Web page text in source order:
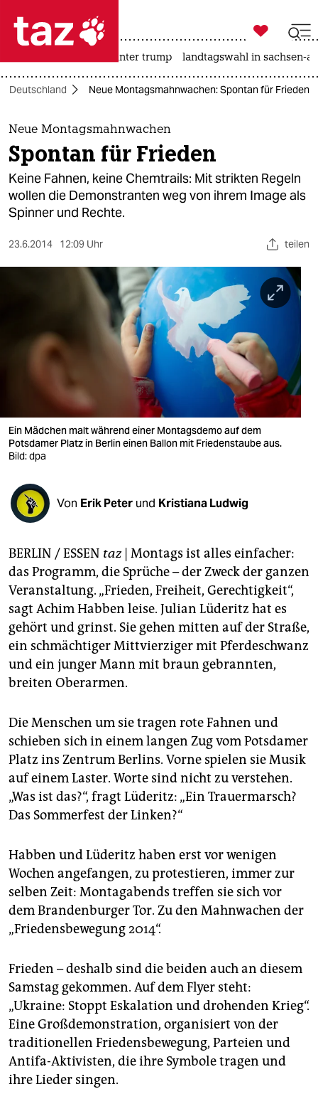
 taz zahl ich
taz zahl ich
themen
politik
öko
gesellschaft
nord
wahrheit
verlag
verlag
shop
fragen & hilfe
unterstützen
abo
genossenschaft
epaper login

taz zahl ich
usa unter trump landtagswahl in sachsen-
Deutschland Neue Montagsmahnwachen: Spontan für Frieden
Neue Montagsmahnwachen
Spontan für Frieden
Keine Fahnen, keine Chemtrails: Mit strikten Regeln
wollen die Demonstranten weg von ihrem Image als
Spinner und Rechte.
23.6.2014 12:09 Uhr teilen
Ein Mädchen malt während einer Montagsdemo auf dem
Potsdamer Platz in Berlin einen Ballon mit Friedenstaube aus.
Bild: dpa
Von Erik Peter und Kristiana Ludwig
BERLIN / ESSEN taz| Montags ist alles einfacher:
das Programm, die Sprüche – der Zweck der ganzen
Veranstaltung. „Frieden, Freiheit, Gerechtigkeit“,
sagt Achim Habben leise. Julian Lüderitz hat es
gehört und grinst. Sie gehen mitten auf der Straße,
ein schmächtiger Mittvierziger mit Pferdeschwanz
und ein junger Mann mit braun gebrannten,
breiten Oberarmen.
Die Menschen um sie tragen rote Fahnen und
schieben sich in einem langen Zug vom Potsdamer
Platz ins Zentrum Berlins. Vorne spielen sie Musik
auf einem Laster. Worte sind nicht zu verstehen.
„Was ist das?“, fragt Lüderitz: „Ein Trauermarsch?
Das Sommerfest der Linken?“
Habben und Lüderitz haben erst vor wenigen
Wochen angefangen, zu protestieren, immer zur
selben Zeit: Montagabends treffen sie sich vor
dem Brandenburger Tor. Zu den Mahnwachen der
„Friedensbewegung 2014“.
Frieden – deshalb sind die beiden auch an diesem
Samstag gekommen. Auf dem Flyer steht:
„Ukraine: Stoppt Eskalation und drohenden Krieg“.
Eine Großdemonstration, organisiert von der
traditionellen Friedensbewegung, Parteien und
Antifa-Aktivisten, die ihre Symbole tragen und
ihre Lieder singen.